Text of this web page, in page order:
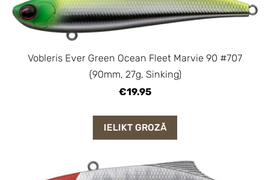
Vobleris Ever Green Ocean Fleet Marvie 90 #707
(90mm, 27g, Sinking)
€19.95
IELIKT GROZĀ